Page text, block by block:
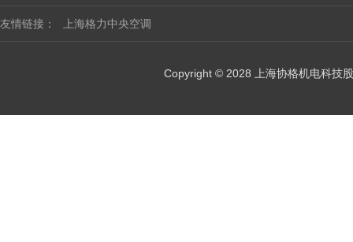
友情链接： 上海格力中央空调
Copyright © 2028 上海协格机电科技